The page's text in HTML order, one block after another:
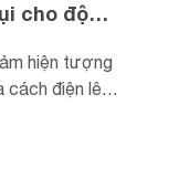
cho động
hiện tượng
cách điện lên
bi. Tập đoàn
thức bắt